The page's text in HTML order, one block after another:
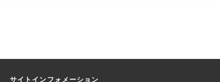
サイトインフォメーション